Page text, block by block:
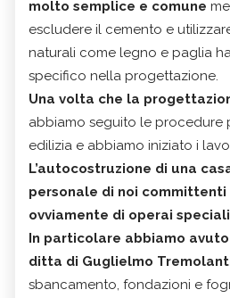
molto semplice e comune
escludere il cemento e
naturali come legno e paglia
specifico nella progettazione.
Una volta che la
abbiamo seguito le procedure
edilizia e abbiamo iniziato i
L’autocostruzione di una
personale di noi
ovviamente di operai
In particolare abbiamo
ditta di Guglielmo
sbancamento, fondazioni e